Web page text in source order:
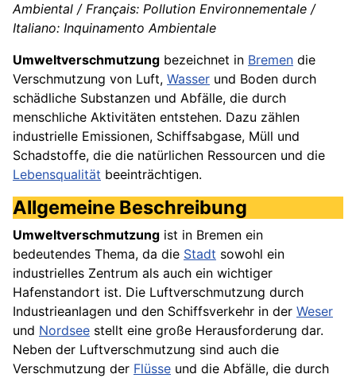
Ambiental / Français: Pollution Environnementale /
Italiano: Inquinamento Ambientale
Umweltverschmutzung bezeichnet in Bremen die
Verschmutzung von Luft, Wasser und Boden durch
schädliche Substanzen und Abfälle, die durch
menschliche Aktivitäten entstehen. Dazu zählen
industrielle Emissionen, Schiffsabgase, Müll und
Schadstoffe, die die natürlichen Ressourcen und die
Lebensqualität beeinträchtigen.
Allgemeine Beschreibung
Umweltverschmutzung ist in Bremen ein
bedeutendes Thema, da die Stadt sowohl ein
industrielles Zentrum als auch ein wichtiger
Hafenstandort ist. Die Luftverschmutzung durch
Industrieanlagen und den Schiffsverkehr in der Weser
und Nordsee stellt eine große Herausforderung dar.
Neben der Luftverschmutzung sind auch die
Verschmutzung der Flüsse und die Abfälle, die durch